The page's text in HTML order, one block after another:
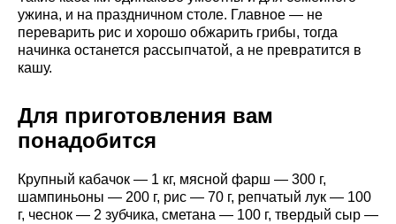
ужина, и на праздничном столе. Главное — не
переварить рис и хорошо обжарить грибы, тогда
начинка останется рассыпчатой, а не превратится в
кашу.
Для приготовления вам
понадобится
Крупный кабачок — 1 кг, мясной фарш — 300 г,
шампиньоны — 200 г, рис — 70 г, репчатый лук — 100
г, чеснок — 2 зубчика, сметана — 100 г, твердый сыр —